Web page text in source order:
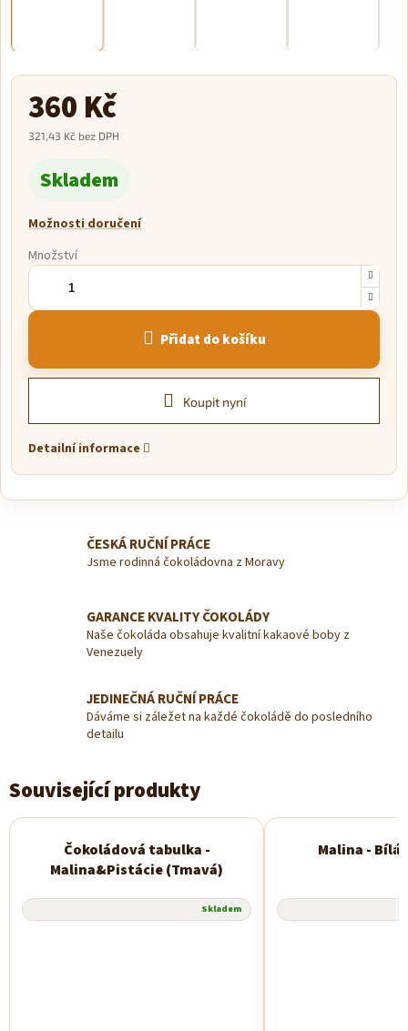
360 Kč
321,43 Kč bez DPH
cena:
Skladem
Možnosti doručení
Množství
Přidat do košíku
Koupit nyní
Detailní informace
ČESKÁ RUČNÍ PRÁCE
Jsme rodinná čokoládovna z Moravy
GARANCE KVALITY ČOKOLÁDY
Naše čokoláda obsahuje kvalitní kakaové boby z
Venezuely
JEDINEČNÁ RUČNÍ PRÁCE
Dáváme si záležet na každé čokoládě do posledního
detailu
Související produkty
Čokoládová tabulka -
Malina&Pistácie (Tmavá)
Skladem
Malina - Bílá